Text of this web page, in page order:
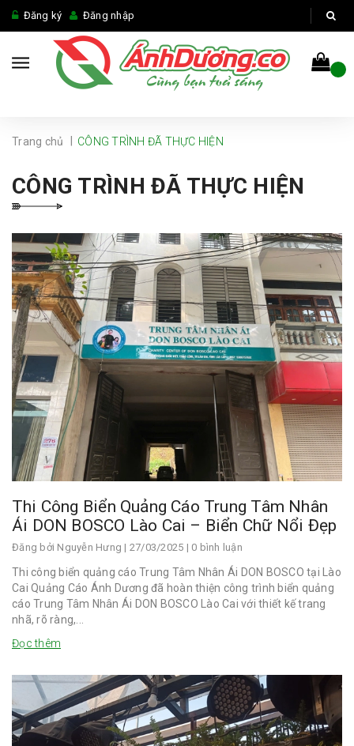
Đăng ký Đăng nhập
Trang chủ CÔNG TRÌNH ĐÃ THỰC HIỆN
CÔNG TRÌNH ĐÃ THỰC HIỆN
Thi Công Biển Quảng Cáo Trung Tâm Nhân
Ái DON BOSCO Lào Cai – Biển Chữ Nổi Đẹp
Đăng bởi Nguyễn Hưng | 27/03/2025 | 0 bình luận
Thi công biển quảng cáo Trung Tâm Nhân Ái DON BOSCO tại Lào
Cai Quảng Cáo Ánh Dương đã hoàn thiện công trình biển quảng
cáo Trung Tâm Nhân Ái DON BOSCO Lào Cai với thiết kế trang
nhã, rõ ràng,...
Đọc thêm